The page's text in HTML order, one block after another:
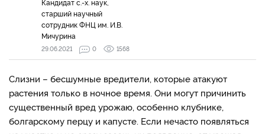
Кандидат с.-х. наук,
старший научный
сотрудник ФНЦ им. И.В.
Мичурина
29.06.2021 0 1568
Слизни – бесшумные вредители, которые атакуют
растения только в ночное время. Они могут причинить
существенный вред урожаю, особенно клубнике,
болгарскому перцу и капусте. Если нечасто появляться